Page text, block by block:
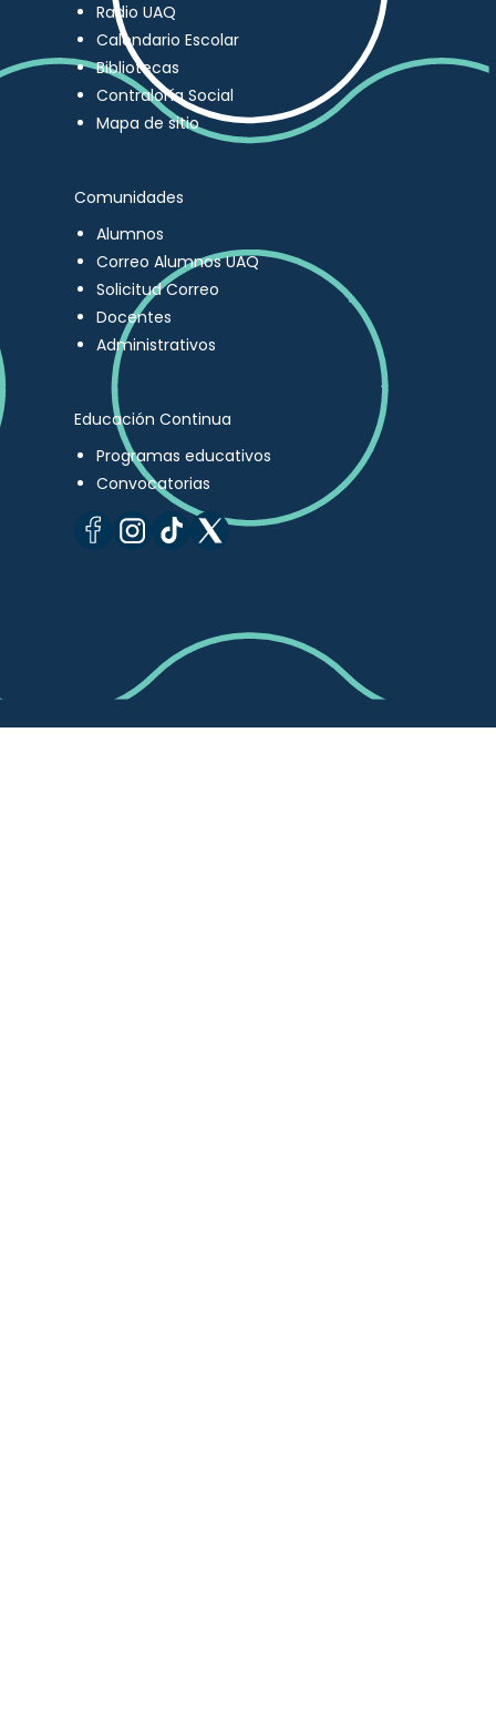
Radio UAQ
Calendario Escolar
Bibliotecas
Contraloría Social
Mapa de sitio
Comunidades
Alumnos
Correo Alumnos UAQ
Solicitud Correo
Docentes
Administrativos
Educación Continua
Programas educativos
Convocatorias